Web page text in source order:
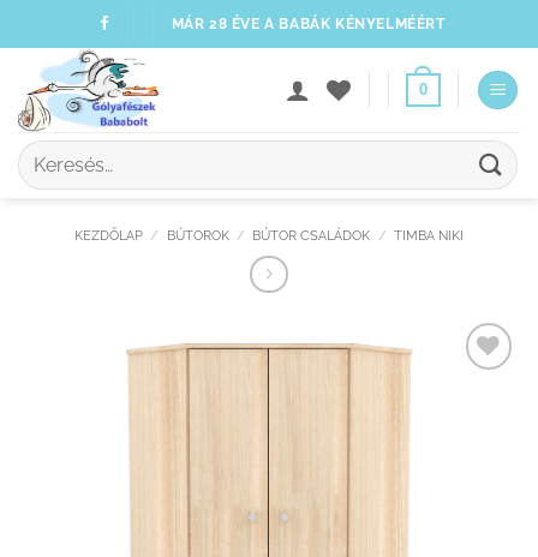
to
content
MÁR 28 ÉVE A BABÁK KÉNYELMÉÉRT
0
Keresés
a
KEZDŐLAP / BÚTOROK / BÚTOR CSALÁDOK / TIMBA NIKI